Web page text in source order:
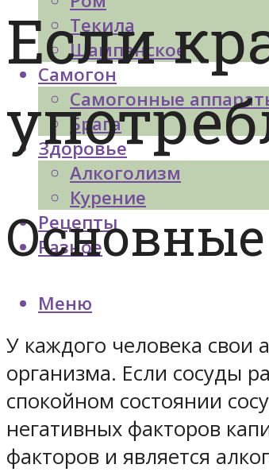
Текила
Шампанское
Самогон
Самогонные
Брага
Здоровье
Алкоголизм
Курение
Рецепты
Разное
Меню
Если
У каждого человека свои
организма. Если сосуды
спокойном состоянии
негативных факторов
факторов и является